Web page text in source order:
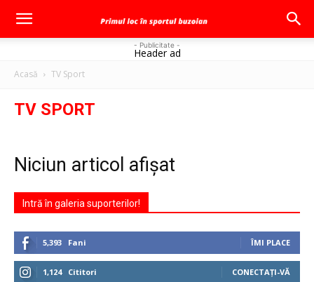
- Publicitate -
Header ad
Acasă TV Sport
TV SPORT
Niciun articol afișat
Intră în galeria suporterilor!
5,393 Fani ÎMI PLACE
1,124 Cititori CONECTAȚI-VĂ